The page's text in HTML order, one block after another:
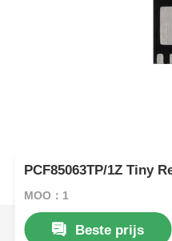
PCF85063TP/1Z Tiny
MOQ：1
Beste prijs